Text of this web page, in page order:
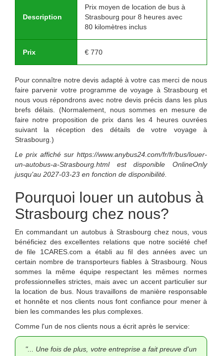
Description
Prix moyen de location de bus à
Strasbourg pour 8 heures avec
80 kilomètres inclus
Prix € 770
Pour connaître notre devis adapté à votre cas merci de nous
faire parvenir votre programme de voyage à Strasbourg et
nous vous répondrons avec notre devis précis dans les plus
brefs délais. (Normalement, nous sommes en mesure de
faire notre proposition de prix dans les 4 heures ouvrées
suivant la réception des détails de votre voyage à
Strasbourg.)
Le prix affiché sur https://www.anybus24.com/fr/fr/bus/louer-
un-autobus-a-Strasbourg.htmlest disponible OnlineOnly
jusqu'au 2027-03-23 en fonction de disponibilité.
Pourquoi louer un autobus à
Strasbourg chez nous?
En commandant un autobus à Strasbourg chez nous, vous
bénéficiez des excellentes relations que notre société chef
de file 1CARES.com a établi au fil des années avec un
certain nombre de transporteurs fiables à Strasbourg. Nous
sommes la même équipe respectant les mêmes normes
professionnelles strictes, mais avec un accent particulier sur
la location de bus. Nous travaillons de manière responsable
et honnête et nos clients nous font confiance pour mener à
bien les commandes les plus complexes.
Comme l'un de nos clients nous a écrit après le service:
"... Une fois de plus, votre entreprise a fait preuve d'un